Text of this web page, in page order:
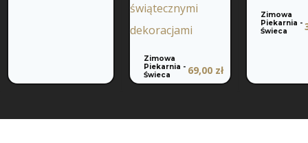
Zimowa
Piekarnia -
Świeca
69,00 zł
Zimowa
Piekarnia -
Świeca